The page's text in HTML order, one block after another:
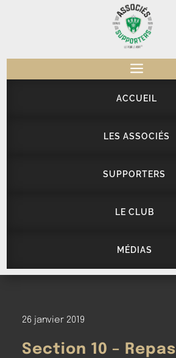
a
ACCUEIL
LES ASSOCIÉS
SUPPORTERS
LE CLUB
MÉDIAS
26 janvier 2019
Section 10 – Repas